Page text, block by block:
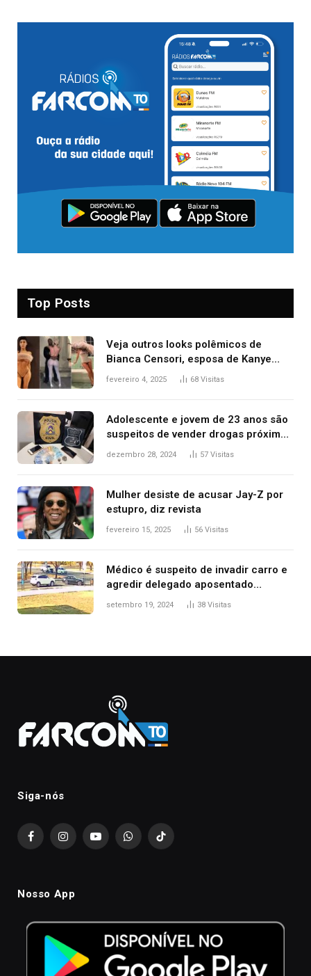
Top Posts
Veja outros looks polêmicos de
Bianca Censori, esposa de Kanye
West que apareceu nua no Grammy
fevereiro 4, 2025 68 Visitas
Adolescente e jovem de 23 anos são
suspeitos de vender drogas próximo
de delegacia e escola, diz polícia
dezembro 28, 2024 57 Visitas
Mulher desiste de acusar Jay-Z por
estupro, diz revista
fevereiro 15, 2025 56 Visitas
Médico é suspeito de invadir carro e
agredir delegado aposentado
durante confusão no trânsito
setembro 19, 2024 38 Visitas
Siga-nós
FacebookInstagramYouTubeWhatsAppTikTok
Nosso App